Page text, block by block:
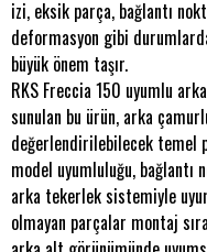
izi, eksik parça, bağlantı
deformasyon gibi
büyük önem taşır.
RKS Freccia 150 uyumlu
sunulan bu ürün, arka
değerlendirilebilecek temel
model uyumluluğu, bağlantı
arka tekerlek sistemiyle
olmayan parçalar montaj